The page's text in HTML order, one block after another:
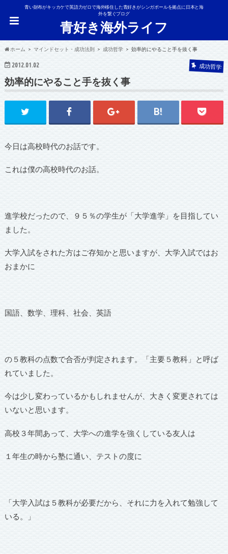
青い財布がキッカケで英語力ゼロで海外移住した青好きがシンガポールを拠点に日本と海
外を繋ぐブログ
青好き海外ライフ
ホーム マインドセット・成功法則 成功哲学 効率的にやること手を抜く事
2012.01.02 成功哲学
効率的にやること手を抜く事
今日は高校時代のお話です。
これは僕の高校時代のお話。
進学校だったので、９５％の学生が「大学進学」を目指してい
ました。
大学入試をされた方はご存知かと思いますが、大学入試ではお
おまかに
国語、数学、理科、社会、英語
の５教科の点数で合否が判定されます。「主要５教科」と呼ば
れていました。
今は少し変わっているかもしれませんが、大きく変更されては
いないと思います。
高校３年間あって、大学への進学を強くしている友人は
１年生の時から塾に通い、テストの度に
「大学入試は５教科が必要だから、それに力を入れて勉強して
いる。」